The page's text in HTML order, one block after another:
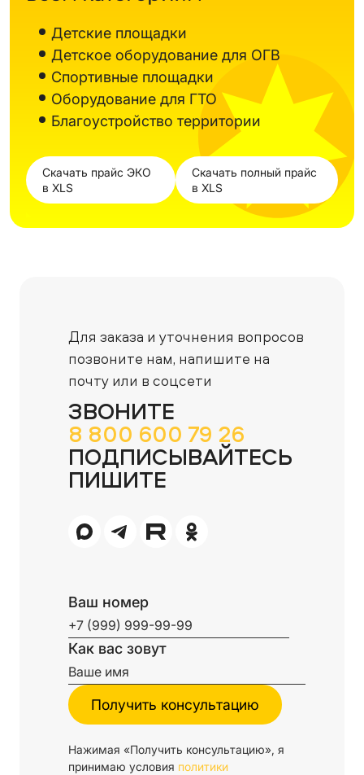
Детские площадки
Детское оборудование для ОГВ
Спортивные площадки
Оборудование для ГТО
Благоустройство территории
Скачать прайс ЭКО
в XLS
Скачать полный прайс
в XLS
Для заказа и уточнения вопросов
позвоните нам, напишите на
почту или в соцсети
ЗВОНИТЕ
8 800 600 79 26
ПОДПИСЫВАЙТЕСЬ
ПИШИТЕ
Ваш номер
Как вас зовут
Нажимая «Получить консультацию», я
принимаю условия политики